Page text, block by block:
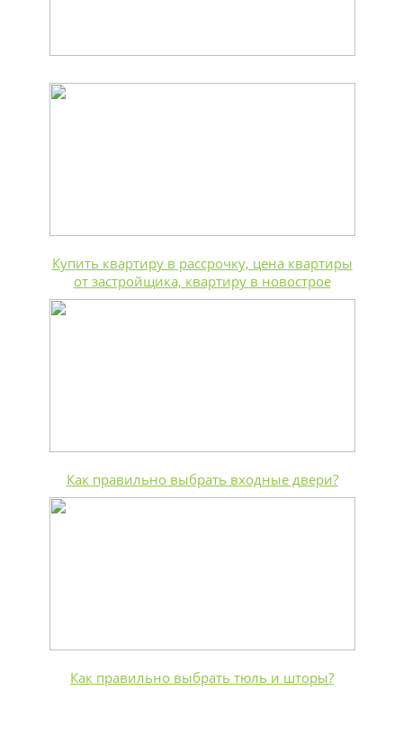
Купить квартиру в рассрочку, цена квартиры
от застройщика, квартиру в новострое
Как правильно выбрать входные двери?
Как правильно выбрать тюль и шторы?